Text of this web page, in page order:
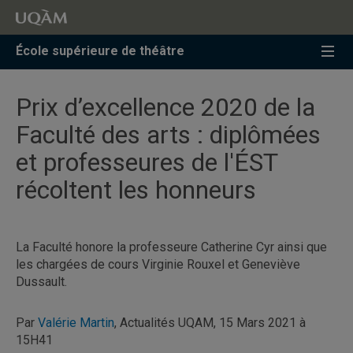
Accéder
recherche
Accéder
menu
pricipal
Accéder
zone
École supérieure de théâtre
Prix d’excellence 2020 de la
Faculté des arts : diplômées
et professeures de l'ÉST
récoltent les honneurs
La Faculté honore la professeure Catherine Cyr ainsi que
les chargées de cours Virginie Rouxel et Geneviève
Dussault.
Par Valérie Martin, Actualités UQAM, 15 Mars 2021 à
15H41